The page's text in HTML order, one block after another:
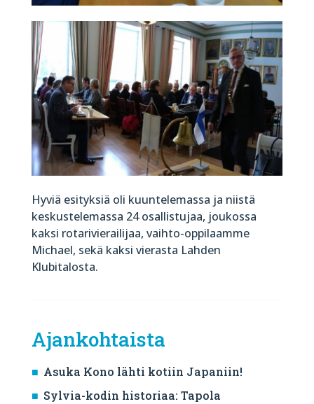
Hyviä esityksiä oli kuuntelemassa ja niistä
keskustelemassa 24 osallistujaa, joukossa
kaksi rotarivierailijaa, vaihto-oppilaamme
Michael, sekä kaksi vierasta Lahden
Klubitalosta.
Ajankohtaista
Asuka Kono lähti kotiin Japaniin!
Sylvia-kodin historiaa: Tapola